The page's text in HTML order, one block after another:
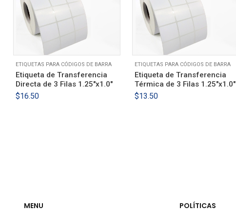
ETIQUETAS PARA CÓDIGOS DE BARRA
Etiqueta de Transferencia
Directa de 3 Filas 1.25″x1.0″
$16.50
ETIQUETAS PARA CÓDIGOS DE BARRA
Etiqueta de Transferencia
Térmica de 3 Filas 1.25″x1.0″
$13.50
MENU POLÍTICAS